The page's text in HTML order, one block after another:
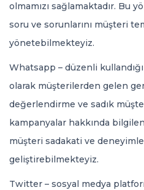
olmamızı sağlamaktadır. Bu
soru ve sorunlarını müşteri
yönetebilmekteyiz.
Whatsapp – düzenli
olarak müşterilerden gelen
değerlendirme ve sadık
kampanyalar hakkında
müşteri sadakati ve
geliştirebilmekteyiz.
Twitter – sosyal medya